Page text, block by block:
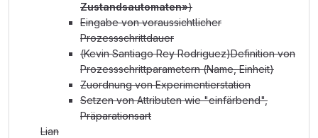
Zustandsautomaten»)
Eingabe von voraussichtlicher
Prozessschrittdauer
(Kevin Santiago Rey Rodriguez)Definition von
Prozessschrittparametern (Name, Einheit)
Zuordnung von Experimentierstation
Setzen von Attributen wie "einfärbend",
Präparationsart
Lian